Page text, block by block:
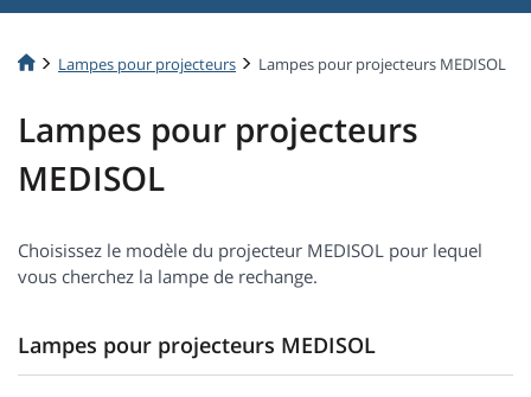
Lampes pour projecteurs Lampes pour projecteurs MEDISOL
Lampes pour projecteurs
MEDISOL
Choisissez le modèle du projecteur MEDISOL pour lequel
vous cherchez la lampe de rechange.
Lampes pour projecteurs MEDISOL